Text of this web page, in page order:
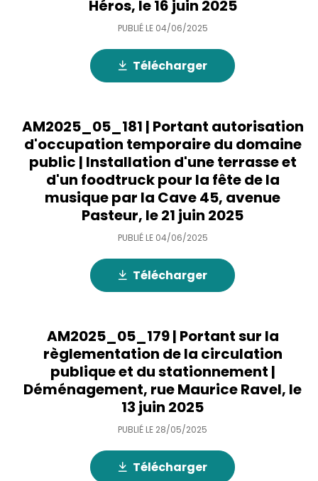
Héros, le 16 juin 2025
PUBLIÉ LE 04/06/2025
Télécharger
AM2025_05_181 | Portant autorisation
d'occupation temporaire du domaine
public | Installation d'une terrasse et
d'un foodtruck pour la fête de la
musique par la Cave 45, avenue
Pasteur, le 21 juin 2025
PUBLIÉ LE 04/06/2025
Télécharger
AM2025_05_179 | Portant sur la
règlementation de la circulation
publique et du stationnement |
Déménagement, rue Maurice Ravel, le
13 juin 2025
PUBLIÉ LE 28/05/2025
Télécharger